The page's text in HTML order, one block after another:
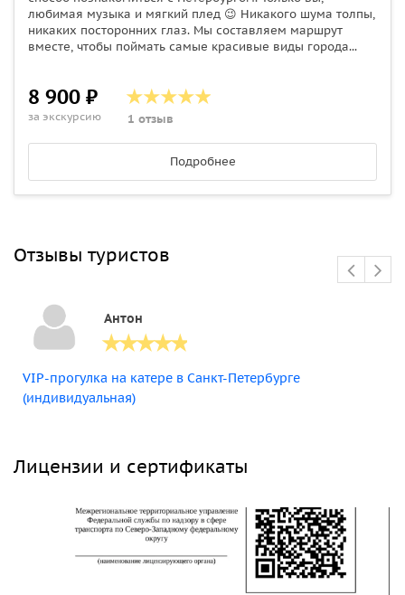
любимая музыка и мягкий плед 😉 Никакого шума толпы,
никаких посторонних глаз. Мы составляем маршрут
вместе, чтобы поймать самые красивые виды города...
8 900 ₽
за экскурсию 1 отзыв
Подробнее
Отзывы туристов
Антон
VIP-прогулка на катере в Санкт-Петербурге
(индивидуальная)
Лицензии и сертификаты